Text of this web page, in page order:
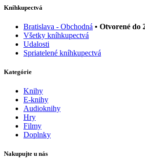
Kníhkupectvá
Bratislava - Obchodná • Otvorené do
Všetky kníhkupectvá
Udalosti
Spriatelené kníhkupectvá
Kategórie
Knihy
E-knihy
Audioknihy
Hry
Filmy
Doplnky
Nakupujte u nás